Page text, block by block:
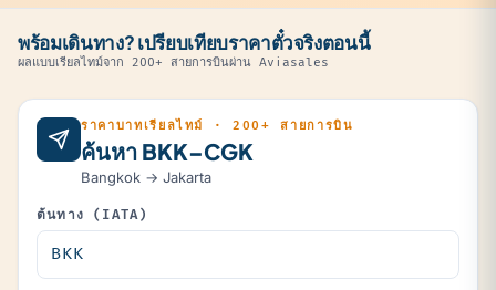
พร้อมเดินทาง? เปรียบเทียบราคาตั๋วจริงตอนนี้
ผลแบบเรียลไทม์จาก 200+ สายการบินผ่าน Aviasales
ราคาบาทเรียลไทม์ · 200+ สายการบิน
ค้นหา BKK–CGK
Bangkok → Jakarta
ต้นทาง (IATA)